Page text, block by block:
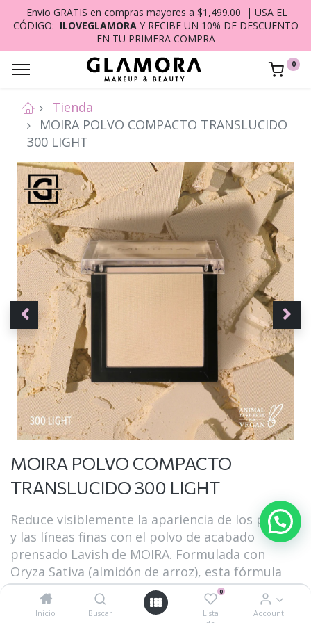
Inicio Buscar
0
Lista
Account
Envio GRATIS en compras mayores a $1,499.00 | USA EL
CÓDIGO: ILOVEGLAMORA Y RECIBE UN 10% DE DESCUENTO
EN TU PRIMERA COMPRA
0
Tienda
MOIRA POLVO COMPACTO TRANSLUCIDO
300 LIGHT
MOIRA POLVO COMPACTO
TRANSLUCIDO 300 LIGHT
Reduce visiblemente la apariencia de los poros
y las líneas finas con el polvo de acabado
prensado Lavish de MOIRA. Formulada con
Oryza Sativa (almidón de arroz), esta fórmula
sin fragancia suavizará la piel, controlará el
exceso de grasa y no obstruirá los poros.